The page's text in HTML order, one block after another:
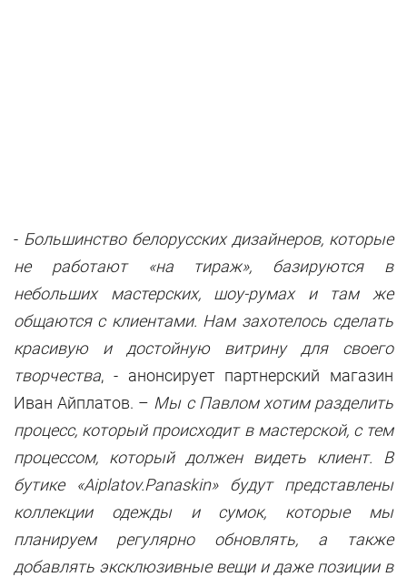
- Большинство белорусских дизайнеров, которые
не работают «на тираж», базируются в
небольших мастерских, шоу-румах и там же
общаются с клиентами. Нам захотелось сделать
красивую и достойную витрину для своего
творчества, - анонсирует партнерский магазин
Иван Айплатов. – Мы с Павлом хотим разделить
процесс, который происходит в мастерской, с тем
процессом, который должен видеть клиент. В
бутике «Aiplatov.Panaskin» будут представлены
коллекции одежды и сумок, которые мы
планируем регулярно обновлять, а также
добавлять эксклюзивные вещи и даже позиции в